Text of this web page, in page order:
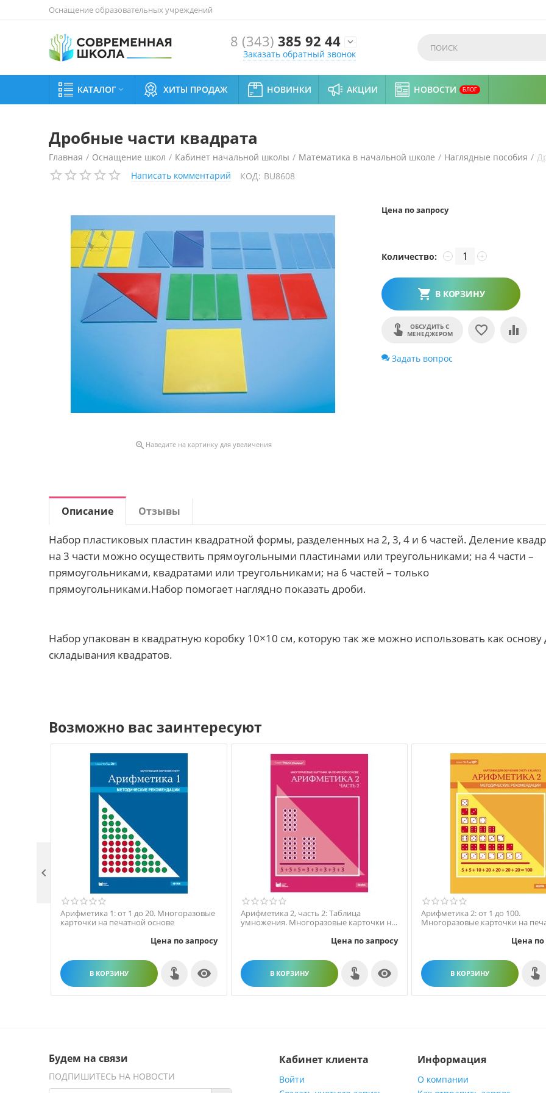
Оснащение образовательных учреждений
8 (343) 385 92 44 
Заказать обратный звонок
КАТАЛОГ  ХИТЫ ПРОДАЖ НОВИНКИ АКЦИИ НОВОСТИ БЛОГ
Дробные части квадрата
Главная / Оснащение школ / Кабинет начальной школы / Математика в начальной школе / Наглядные пособия /
Написать комментарий
КОД: BU8608
 Наведите на картинку для увеличения
Цена по запросу
Количество: +
−
В КОРЗИНУ
ОБСУДИТЬ С
МЕНЕДЖЕРОМ
Задать вопрос
Описание Отзывы
Набор пластиковых пластин квадратной формы, разделенных на 2, 3, 4 и 6 частей. Деление
на 3 части можно осуществить прямоугольными пластинами или треугольниками; на 4 части –
прямоугольниками, квадратами или треугольниками; на 6 частей – только
прямоугольниками.Набор помогает наглядно показать дроби.
Набор упакован в квадратную коробку 10×10 см, которую так же можно использовать как основу
складывания квадратов.
Возможно вас заинтересуют
Арифметика 1: от 1 до 20. Многоразовые
карточки на печатной основе
Цена по запросу
В КОРЗИНУ 
Арифметика 2, часть 2: Таблица
умножения. Многоразовые карточки на
Цена по запросу
В КОРЗИНУ 
Арифметика 2: от 1 до 100.
Многоразовые карточки на
Цена по
В КОРЗИНУ

Будем на связи
ПОДПИШИТЕСЬ НА НОВОСТИ
Кабинет клиента
Войти
Информация
О компании